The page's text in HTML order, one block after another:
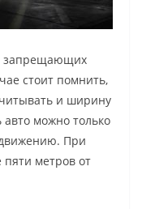
запрещающих
стоит помнить,
и ширину
авто можно только
движению. При
пяти метров от